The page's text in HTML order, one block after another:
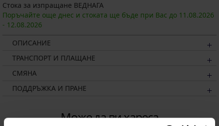
Стока за изпращане ВЕДНАГА
Поръчайте още днес и стоката ще бъде при Вас до 11.08.2026
- 12.08.2026
ОПИСАНИЕ
ТРАНСПОРТ И ПЛАЩАНЕ
СМЯНА
ПОДДРЪЖКА И ПРАНЕ
Може да ви хареса